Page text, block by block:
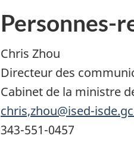
Personnes-
Chris Zhou
Directeur des
Cabinet de la ministre
chris,zhou@ised-
343-551-0457